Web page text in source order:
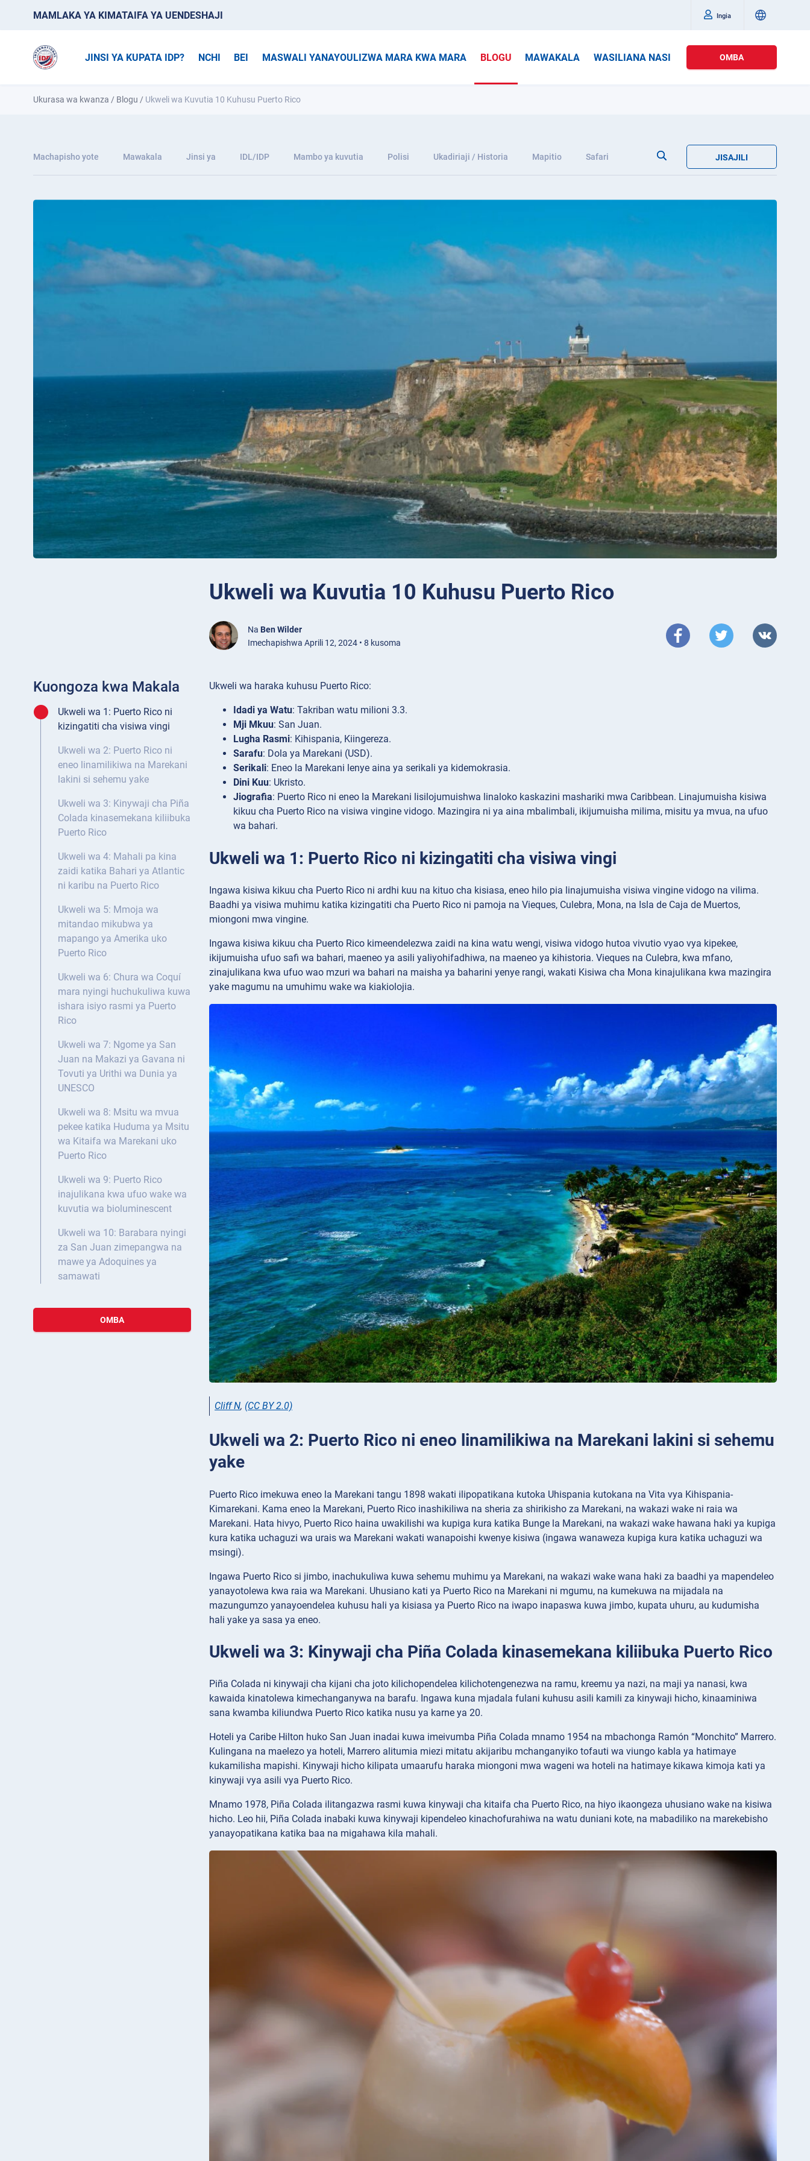
MAMLAKA YA KIMATAIFA YA UENDESHAJI Ingia
JINSI YA KUPATA IDP? NCHI BEI MASWALI YANAYOULIZWA MARA KWA MARA BLOGU MAWAKALA WASILIANA NASI OMBA
Ukurasa wa kwanza / Blogu / Ukweli wa Kuvutia 10 Kuhusu Puerto Rico
Machapisho yote Mawakala Jinsi ya IDL/IDP Mambo ya kuvutia Polisi Ukadiriaji / Historia Mapitio Safari JISAJILI
Ukweli wa Kuvutia 10 Kuhusu Puerto Rico
Na Ben Wilder
Imechapishwa Aprili 12, 2024 • 8 kusoma
Kuongoza kwa Makala
Ukweli wa 1: Puerto Rico ni
kizingatiti cha visiwa vingi
Ukweli wa 2: Puerto Rico ni
eneo linamilikiwa na Marekani
lakini si sehemu yake
Ukweli wa 3: Kinywaji cha Piña
Colada kinasemekana kiliibuka
Puerto Rico
Ukweli wa 4: Mahali pa kina
zaidi katika Bahari ya Atlantic
ni karibu na Puerto Rico
Ukweli wa 5: Mmoja wa
mitandao mikubwa ya
mapango ya Amerika uko
Puerto Rico
Ukweli wa 6: Chura wa Coquí
mara nyingi huchukuliwa kuwa
ishara isiyo rasmi ya Puerto
Rico
Ukweli wa 7: Ngome ya San
Juan na Makazi ya Gavana ni
Tovuti ya Urithi wa Dunia ya
UNESCO
Ukweli wa 8: Msitu wa mvua
pekee katika Huduma ya Msitu
wa Kitaifa wa Marekani uko
Puerto Rico
Ukweli wa 9: Puerto Rico
inajulikana kwa ufuo wake wa
kuvutia wa bioluminescent
Ukweli wa 10: Barabara nyingi
za San Juan zimepangwa na
mawe ya Adoquines ya
samawati
OMBA
Ukweli wa haraka kuhusu Puerto Rico:
Idadi ya Watu: Takriban watu milioni 3.3.
Mji Mkuu: San Juan.
Lugha Rasmi: Kihispania, Kiingereza.
Sarafu: Dola ya Marekani (USD).
Serikali: Eneo la Marekani lenye aina ya serikali ya kidemokrasia.
Dini Kuu: Ukristo.
Jiografia: Puerto Rico ni eneo la Marekani lisilojumuishwa linaloko kaskazini mashariki mwa Caribbean. Linajumuisha kisiwa
kikuu cha Puerto Rico na visiwa vingine vidogo. Mazingira ni ya aina mbalimbali, ikijumuisha milima, misitu ya mvua, na ufuo
wa bahari.
Ukweli wa 1: Puerto Rico ni kizingatiti cha visiwa vingi
Ingawa kisiwa kikuu cha Puerto Rico ni ardhi kuu na kituo cha kisiasa, eneo hilo pia linajumuisha visiwa vingine vidogo na vilima.
Baadhi ya visiwa muhimu katika kizingatiti cha Puerto Rico ni pamoja na Vieques, Culebra, Mona, na Isla de Caja de Muertos,
miongoni mwa vingine.
Ingawa kisiwa kikuu cha Puerto Rico kimeendelezwa zaidi na kina watu wengi, visiwa vidogo hutoa vivutio vyao vya kipekee,
ikijumuisha ufuo safi wa bahari, maeneo ya asili yaliyohifadhiwa, na maeneo ya kihistoria. Vieques na Culebra, kwa mfano,
zinajulikana kwa ufuo wao mzuri wa bahari na maisha ya baharini yenye rangi, wakati Kisiwa cha Mona kinajulikana kwa mazingira
yake magumu na umuhimu wake wa kiakiolojia.
Cliff N, (CC BY 2.0)
Ukweli wa 2: Puerto Rico ni eneo linamilikiwa na Marekani lakini si sehemu
yake
Puerto Rico imekuwa eneo la Marekani tangu 1898 wakati ilipopatikana kutoka Uhispania kutokana na Vita vya Kihispania-
Kimarekani. Kama eneo la Marekani, Puerto Rico inashikiliwa na sheria za shirikisho za Marekani, na wakazi wake ni raia wa
Marekani. Hata hivyo, Puerto Rico haina uwakilishi wa kupiga kura katika Bunge la Marekani, na wakazi wake hawana haki ya kupiga
kura katika uchaguzi wa urais wa Marekani wakati wanapoishi kwenye kisiwa (ingawa wanaweza kupiga kura katika uchaguzi wa
msingi).
Ingawa Puerto Rico si jimbo, inachukuliwa kuwa sehemu muhimu ya Marekani, na wakazi wake wana haki za baadhi ya mapendeleo
yanayotolewa kwa raia wa Marekani. Uhusiano kati ya Puerto Rico na Marekani ni mgumu, na kumekuwa na mijadala na
mazungumzo yanayoendelea kuhusu hali ya kisiasa ya Puerto Rico na iwapo inapaswa kuwa jimbo, kupata uhuru, au kudumisha
hali yake ya sasa ya eneo.
Ukweli wa 3: Kinywaji cha Piña Colada kinasemekana kiliibuka Puerto Rico
Piña Colada ni kinywaji cha kijani cha joto kilichopendelea kilichotengenezwa na ramu, kreemu ya nazi, na maji ya nanasi, kwa
kawaida kinatolewa kimechanganywa na barafu. Ingawa kuna mjadala fulani kuhusu asili kamili za kinywaji hicho, kinaaminiwa
sana kwamba kiliundwa Puerto Rico katika nusu ya karne ya 20.
Hoteli ya Caribe Hilton huko San Juan inadai kuwa imeivumba Piña Colada mnamo 1954 na mbachonga Ramón “Monchito” Marrero.
Kulingana na maelezo ya hoteli, Marrero alitumia miezi mitatu akijaribu mchanganyiko tofauti wa viungo kabla ya hatimaye
kukamilisha mapishi. Kinywaji hicho kilipata umaarufu haraka miongoni mwa wageni wa hoteli na hatimaye kikawa kimoja kati ya
kinywaji vya asili vya Puerto Rico.
Mnamo 1978, Piña Colada ilitangazwa rasmi kuwa kinywaji cha kitaifa cha Puerto Rico, na hiyo ikaongeza uhusiano wake na kisiwa
hicho. Leo hii, Piña Colada inabaki kuwa kinywaji kipendeleo kinachofurahiwa na watu duniani kote, na mabadiliko na marekebisho
yanayopatikana katika baa na migahawa kila mahali.